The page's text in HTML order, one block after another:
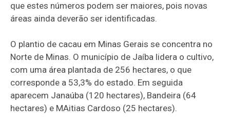
que estes números podem ser maiores, pois novas
áreas ainda deverão ser identificadas.
O plantio de cacau em Minas Gerais se concentra no
Norte de Minas. O município de Jaíba lidera o cultivo,
com uma área plantada de 256 hectares, o que
corresponde a 53,3% do estado. Em seguida
aparecem Janaúba (120 hectares), Bandeira (64
hectares) e MAitias Cardoso (25 hectares).